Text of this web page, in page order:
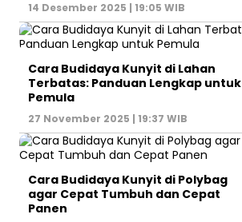
14 Desember 2025 | 19:05 WIB
Cara Budidaya Kunyit di Lahan
Terbatas: Panduan Lengkap untuk
Pemula
27 November 2025 | 19:37 WIB
Cara Budidaya Kunyit di Polybag
agar Cepat Tumbuh dan Cepat
Panen